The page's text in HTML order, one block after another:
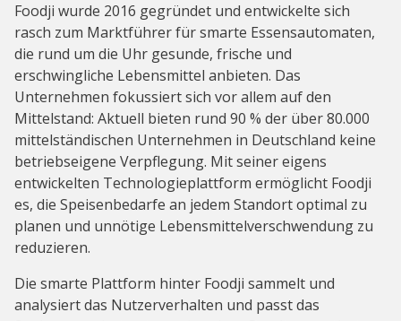
Foodji wurde 2016 gegründet und entwickelte sich
rasch zum Marktführer für smarte Essensautomaten,
die rund um die Uhr gesunde, frische und
erschwingliche Lebensmittel anbieten. Das
Unternehmen fokussiert sich vor allem auf den
Mittelstand: Aktuell bieten rund 90 % der über 80.000
mittelständischen Unternehmen in Deutschland keine
betriebseigene Verpflegung. Mit seiner eigens
entwickelten Technologieplattform ermöglicht Foodji
es, die Speisenbedarfe an jedem Standort optimal zu
planen und unnötige Lebensmittelverschwendung zu
reduzieren.
Die smarte Plattform hinter Foodji sammelt und
analysiert das Nutzerverhalten und passt das